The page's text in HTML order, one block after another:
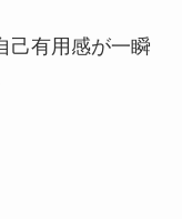
己有用感が一瞬